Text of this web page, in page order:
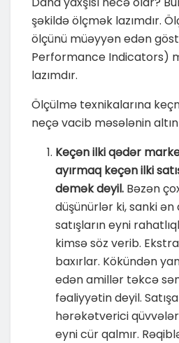
şəkildə ölçmək lazımdır.
ölçünü müəyyən edən
Performance Indicators)
lazımdır.
Ölçülmə texnikalarına
neçə vacib məsələnin
Keçən ilki qədər
ayırmaq keçən ilki
demək deyil. Bəzən
düşünürlər ki, sanki ən
satışların eyni
kimsə söz verib.
baxırlar. Kökündən
edən amillər təkcə
fəaliyyətin deyil.
hərəkətverici
eyni cür qalmır.